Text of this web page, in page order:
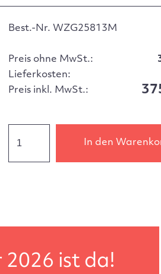
Best.-Nr. WZG25813M
Preis ohne MwSt.:
Lieferkosten:
Preis inkl. MwSt.:
In den
ist da!